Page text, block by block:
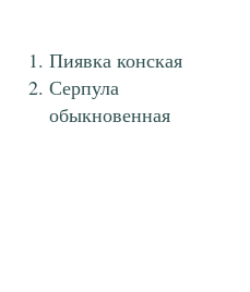
Пиявка конская
Серпула
обыкновенная